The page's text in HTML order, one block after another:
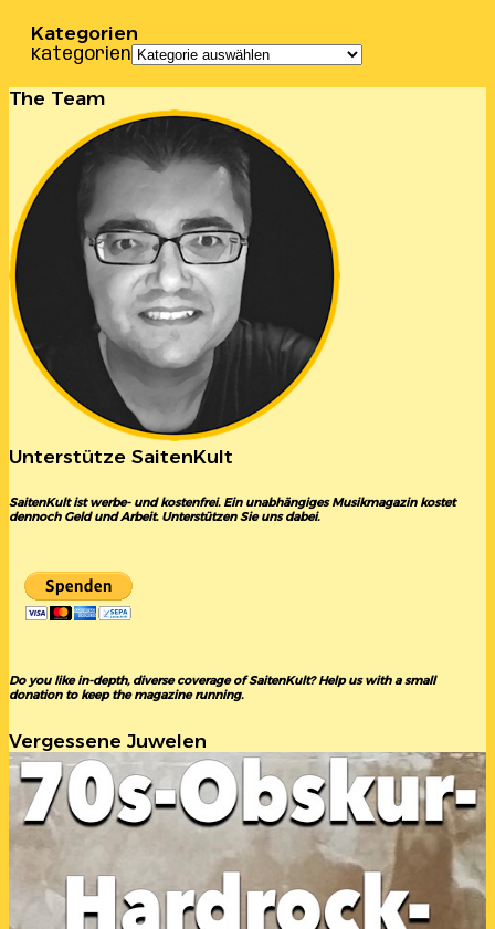
Kategorien
Kategorien
The Team
Unterstütze SaitenKult
SaitenKult ist werbe- und kostenfrei. Ein unabhängiges Musikmagazin kostet
dennoch Geld und Arbeit. Unterstützen Sie uns dabei.
Do you like in-depth, diverse coverage of SaitenKult? Help us with a small
donation to keep the magazine running.
Vergessene Juwelen